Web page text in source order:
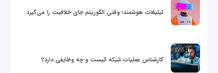
تبلیغات هوشمند؛ وقتی الگوریتم جای خلاقیت را می‌گیرد
کارشناس عملیات شبکه کیست و چه وظایفی دارد؟